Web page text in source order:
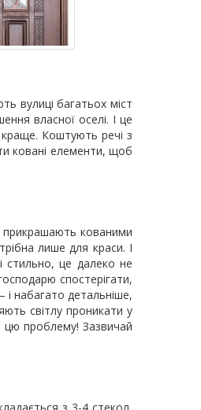
вулиці багатьох міст
власної оселі. І це
Коштують речі з
ковані елементи, щоб
прикрашають кованими
лише для краси. І
стильно, це далеко не
спостерігати,
і набагато детальніше,
світлу проникати у
цю проблему! Зазвичай